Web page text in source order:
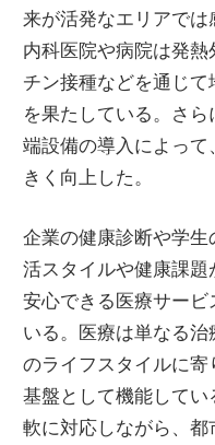
来が活発なエリアでは
内科医院や病院は発
チン接種などを通じ
を果たしている。さ
端設備の導入によっ
きく向上した。
企業の健康診断や学
活スタイルや健康課題
安心できる医療サー
いる。医療は単なる
のライフスタイルに
基盤として機能して
軟に対応しながら、